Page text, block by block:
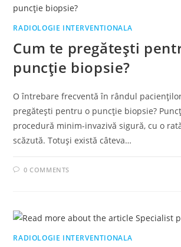
RADIOLOGIE INTERVENTIONALA
Cum te pregătești
puncție biopsie?
O întrebare frecventă în rândul
pregătești pentru o puncție biopsie?
procedură minim-invazivă sigură, cu o
scăzută. Totuși există câteva…
0 COMMENTS
RADIOLOGIE INTERVENTIONALA